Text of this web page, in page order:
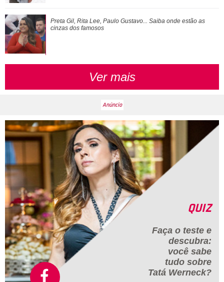
Ana Paula Siebert organiza festa surpresa para Rafaella
Justus
Preta Gil, Rita Lee, Paulo Gustavo... Saiba onde estão as
cinzas dos famosos
Ver mais
QUIZ
Faça o teste e
descubra:
você sabe
tudo sobre
Tatá Werneck?